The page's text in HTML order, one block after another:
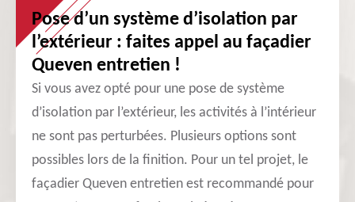
Pose d’un système d’isolation par
l’extérieur : faites appel au façadier
Queven entretien !
Si vous avez opté pour une pose de système
d’isolation par l’extérieur, les activités à l’intérieur
ne sont pas perturbées. Plusieurs options sont
possibles lors de la finition. Pour un tel projet, le
façadier Queven entretien est recommandé pour